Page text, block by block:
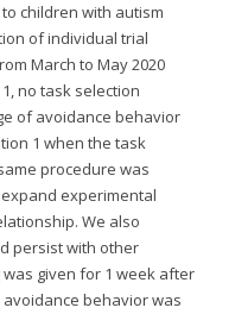
children with autism
of individual trial
March to May 2020
no task selection
of avoidance behavior
1 when the task
procedure was
experimental
We also
persist with other
given for 1 week after
avoidance behavior was